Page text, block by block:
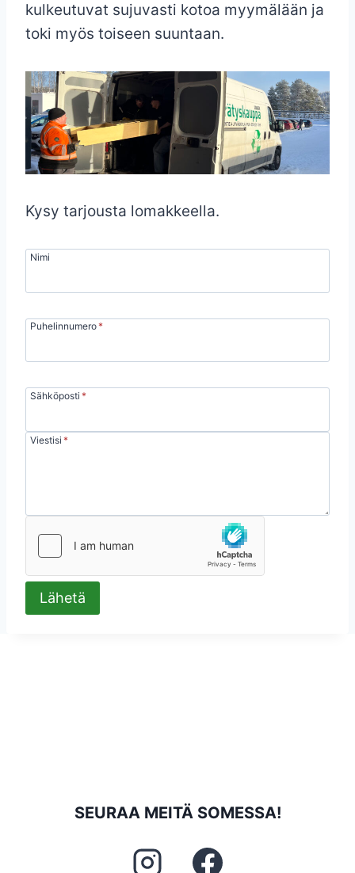
kulkeutuvat sujuvasti kotoa myymälään ja
toki myös toiseen suuntaan.
Kysy tarjousta lomakkeella.
Nimi
Puhelinnumero*
Sähköposti *
Viestisi *
Lähetä
SEURAA MEITÄ SOMESSA!